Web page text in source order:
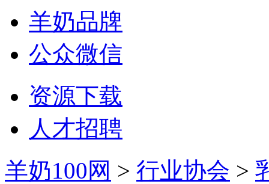
羊奶品牌
公众微信
资源下载
人才招聘
羊奶100网 > 行业协会 >